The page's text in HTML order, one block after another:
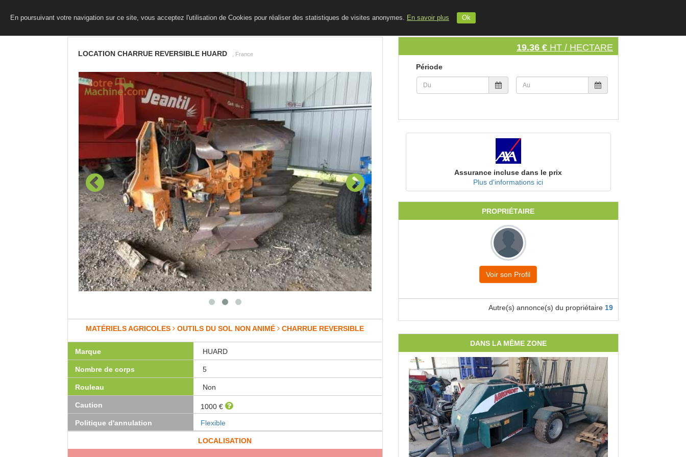
INSCRIVEZ VOTRE MATERIEL
En poursuivant votre navigation sur ce site, vous acceptez l'utilisation de Cookies pour réaliser des statistiques de visites anonymes. En savoir plus Ok
LOCATION CHARRUE REVERSIBLE HUARD , France
MATÉRIELS AGRICOLES OUTILS DU SOL NON ANIMÉ CHARRUE REVERSIBLE
Marque HUARD
Nombre de corps 5
Rouleau Non
Caution
1000 €
Politique d'annulation
Flexible
LOCALISATION
19.36 € HT / HECTARE
Période
Assurance incluse dans le prix
Plus d'informations ici
PROPRIÉTAIRE
Voir son Profil
Autre(s) annonce(s) du propriétaire 19
DANS LA MÊME ZONE